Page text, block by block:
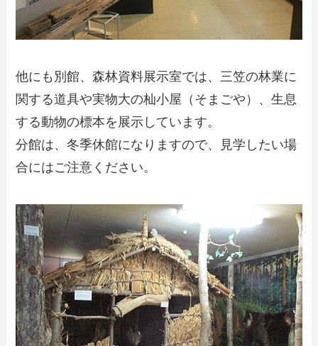
他にも別館、森林資料展示室では、三笠の林業に
関する道具や実物大の杣小屋（そまごや）、生息
する動物の標本を展示しています。
分館は、冬季休館になりますので、見学したい場
合にはご注意ください。